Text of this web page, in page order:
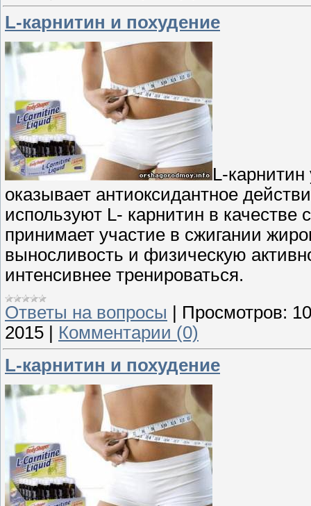
L-карнитин и похудение
L-
оказывает антиоксидантное
используют L- карнитин в качестве
принимает участие в сжигании
выносливость и физическую
интенсивнее тренироваться.
Ответы на вопросы | Просмотров:
2015 | Комментарии (0)
L-карнитин и похудение